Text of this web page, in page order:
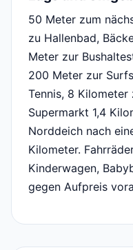
50 Meter zum
zu Hallenbad,
Meter zur
200 Meter zur
Tennis, 8
Supermarkt 1,4
Norddeich nach
Kilometer.
Kinderwagen,
gegen Aufpreis